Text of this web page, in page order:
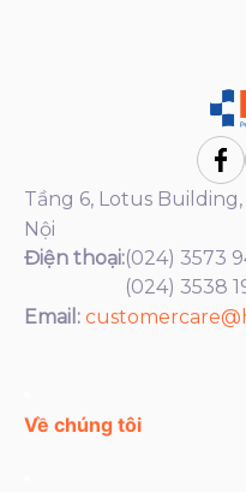
Tầng 6, Lotus Building,
Nội
Điện thoại:(024) 3573
(024) 3538
Email:
Về chúng tôi